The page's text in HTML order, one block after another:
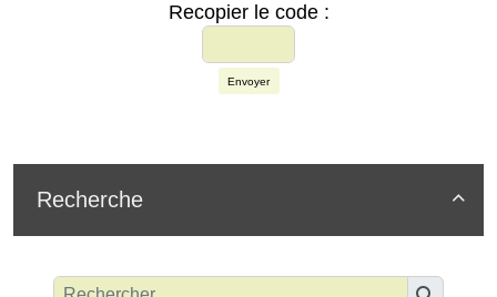
Recopier le code :
Envoyer

Recherche